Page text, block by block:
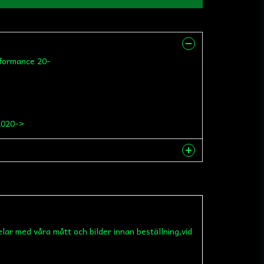
20-
>
email
med våra mått och bilder innan beställning,vid